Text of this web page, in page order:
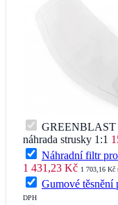
GREENBLAST
náhrada strusky 1:1
Náhradní filtr
1 431,23 Kč 1 703,16 Kč
Gumové těsnění
DPH